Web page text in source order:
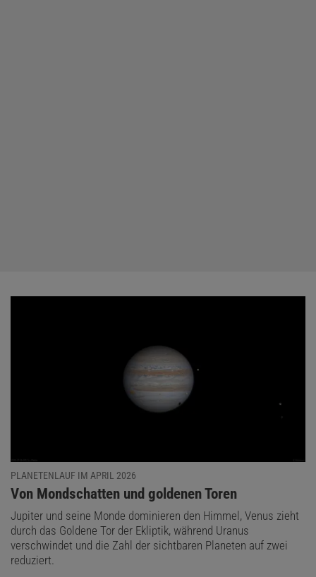
PLANETENLAUF IM APRIL 2026
:
Von Mondschatten und goldenen Toren
Jupiter und seine Monde dominieren den Himmel, Venus zieht
durch das Goldene Tor der Ekliptik, während Uranus
verschwindet und die Zahl der sichtbaren Planeten auf zwei
reduziert.